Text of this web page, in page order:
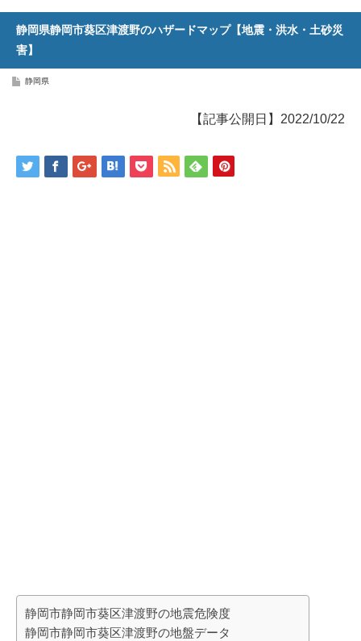
静岡県静岡市葵区津渡野のハザードマップ【地震・洪水・土砂災
害】
静岡県
【記事公開日】2022/10/22
静岡市静岡市葵区津渡野の地震危険度
静岡市静岡市葵区津渡野の地盤データ